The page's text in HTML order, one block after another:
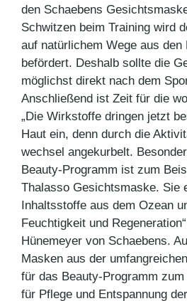
den Schaebens
Schwitzen beim Training wird
auf natürlichem Wege aus den
befördert. Deshalb sollte die
möglichst direkt nach dem
Anschließend ist Zeit für die
„Die Wirkstoffe dringen jetzt
Haut ein, denn durch die
wechsel ange­kurbelt.
Beauty-Programm ist zum
Thalasso Gesichtsmaske. Sie
Inhaltsstoffe aus dem Ozean
Feuchtigkeit und
Hünemeyer von Schaebens.
Masken aus der
für das Beauty-Programm
für Pflege und Entspannung